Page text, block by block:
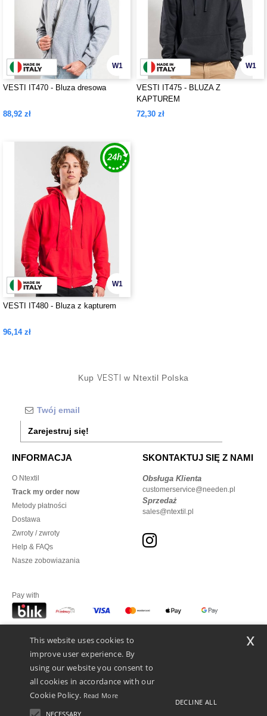
W1
VESTI IT470 - Bluza dresowa
88,92 zł
W1
VESTI IT475 - BLUZA Z
KAPTUREM
72,30 zł
W1
VESTI IT480 - Bluza z kapturem
96,14 zł
Kup VESTI w Ntextil Polska
Zarejestruj się!
INFORMACJA
O Ntextil
Track my order now
Metody płatności
Dostawa
Zwroty / zwroty
Help & FAQs
Nasze zobowiazania
SKONTAKTUJ SIĘ Z NAMI
Obsługa Klienta
customerservice@needen.pl
Sprzedaż
sales@ntextil.pl
Pay with
We ship with
This website uses cookies to
improve user experience. By
using our website you consent to
all cookies in accordance with our
Cookie Policy. Read More
NECESSARY
DECLINE ALL
x